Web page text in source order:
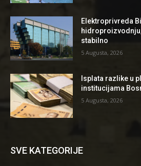
Elektroprivreda
stabilno
5 Augusta, 2026
Isplata razlike u
institucijama
5 Augusta, 2026
SVE KATEGORIJE